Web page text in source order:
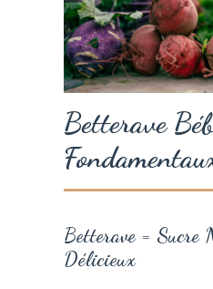
Betterave
Betterave = Sucre
Délicieux